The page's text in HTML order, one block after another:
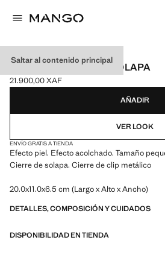
Saltar al contenido principal
BOLSO BANDOLERA SOLAPA
Precio actual [21.900,00 XAF ]
21.900,00 XAF
Selecciona un color
AÑADIR
VER LOOK
ENVÍO GRATIS A TIENDA
Efecto piel. Efecto acolchado. Tamaño
Cierre de solapa. Cierre de clip metálico
20.0x11.0x6.5 cm (Largo x Alto x Ancho)
DETALLES, COMPOSICIÓN Y CUIDADOS
DISPONIBILIDAD EN TIENDA